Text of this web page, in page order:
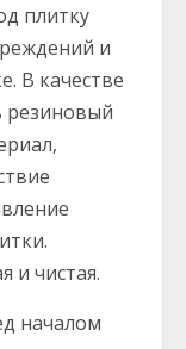
плитку
и
В качестве
резиновый
и чистая.
началом